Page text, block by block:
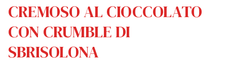
RASSEGNA STAMPA
VALORI
CURIOSITÀ
LAVORA CON NOI
CREMOSO AL CIOCCOLATO
CON CRUMBLE DI
SBRISOLONA